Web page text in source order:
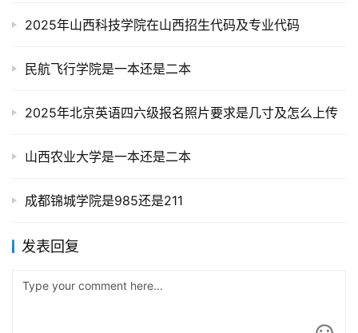
2025年山西科技学院在山西招生代码及专业代码
民航飞行学院是一本还是二本
2025年北京英语四六级报名照片要求是几寸及怎么上传
山西农业大学是一本还是二本
成都锦城学院是985还是211
发表回复